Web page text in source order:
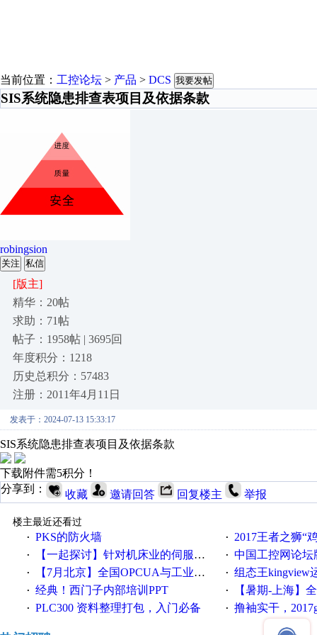
当前位置： 工控论坛 > 产品 > DCS 我要发帖
SIS系统隐患排查表项目及依据条款
robingsion
关注 私信
[版主]
精华：20帖
求助：71帖
帖子：1958帖 | 3695回
年度积分：1218
历史总积分：57483
注册：2011年4月11日
发表于：2024-07-13 15:33:17
SIS系统隐患排查表项目及依据条款
下载附件需5积分！
分享到：
收藏 邀请回答 回复楼主 举报
楼主最近还看过
· PKS的防火墙 · 2017王者之狮“鸡”情签到
· 【一起探讨】针对机床业的伺服系统发展，您的期望是什么？ · 中国工控网论坛版
· 【7月北京】全国OPCUA与工业互联技术培训班通知！ · 组态王kingview
· 经典！西门子内部培训PPT · 【暑期-上海】全国工业
· PLC300 资料整理打包，入门必备 · 撸袖实干，2017gongkong®第